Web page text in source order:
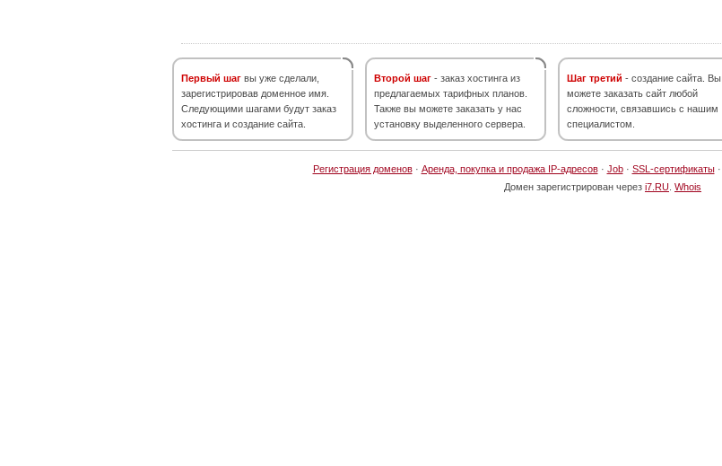
Первый шаг вы уже сделали,
зарегистрировав доменное имя.
Следующими шагами будут заказ
хостинга и создание сайта.
Второй шаг - заказ хостинга из
предлагаемых тарифных планов.
Также вы можете заказать у нас
установку выделенного сервера.
Шаг третий - создание сайта. Вы
можете заказать сайт любой
сложности, связавшись с нашим
специалистом.
Регистрация доменов· Аренда, покупка и продажа IP-адресов· Job· SSL-сертификаты·
Домен зарегистрирован через i7.RU Whois